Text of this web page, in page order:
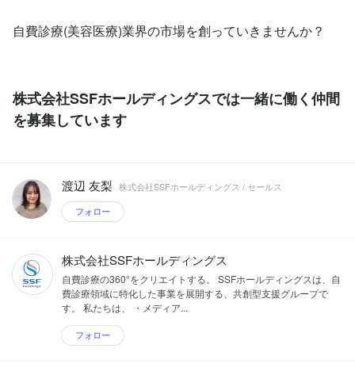
自費診療(美容医療)業界の市場を創っていきませんか？
株式会社SSFホールディングスでは一緒に働く仲間
を募集しています
渡辺 友梨 株式会社SSFホールディングス / セールス
フォロー
株式会社SSFホールディングス
自費診療の360°をクリエイトする。 SSFホールディングスは、自
費診療領域に特化した事業を展開する、共創型支援グループで
す。 私たちは、 ・メディア...
フォロー